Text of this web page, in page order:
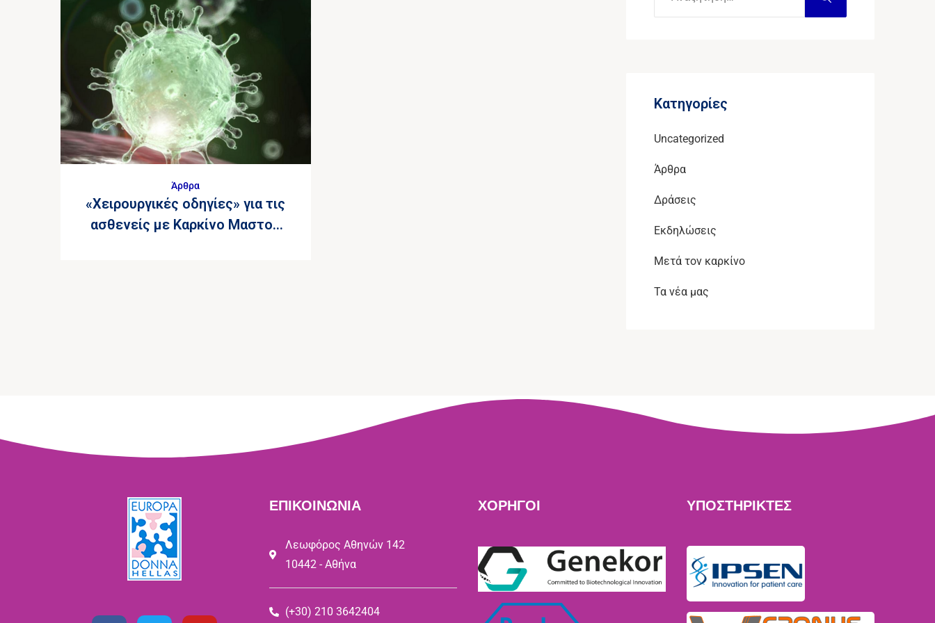
Άρθρα
«Χειρουργικές οδηγίες» για τις
ασθενείς με Καρκίνο Μαστού
Kατηγορίες
Uncategorized
Άρθρα
Δράσεις
Εκδηλώσεις
Μετά τον καρκίνο
Τα νέα μας
ΕΠΙΚΟΙΝΩΝΙΑ
Λεωφόρος Αθηνών 142
10442 - Αθήνα
(+30) 210 3642404
ΧΟΡΗΓΟΙ ΥΠΟΣΤΗΡΙΚΤΕΣ